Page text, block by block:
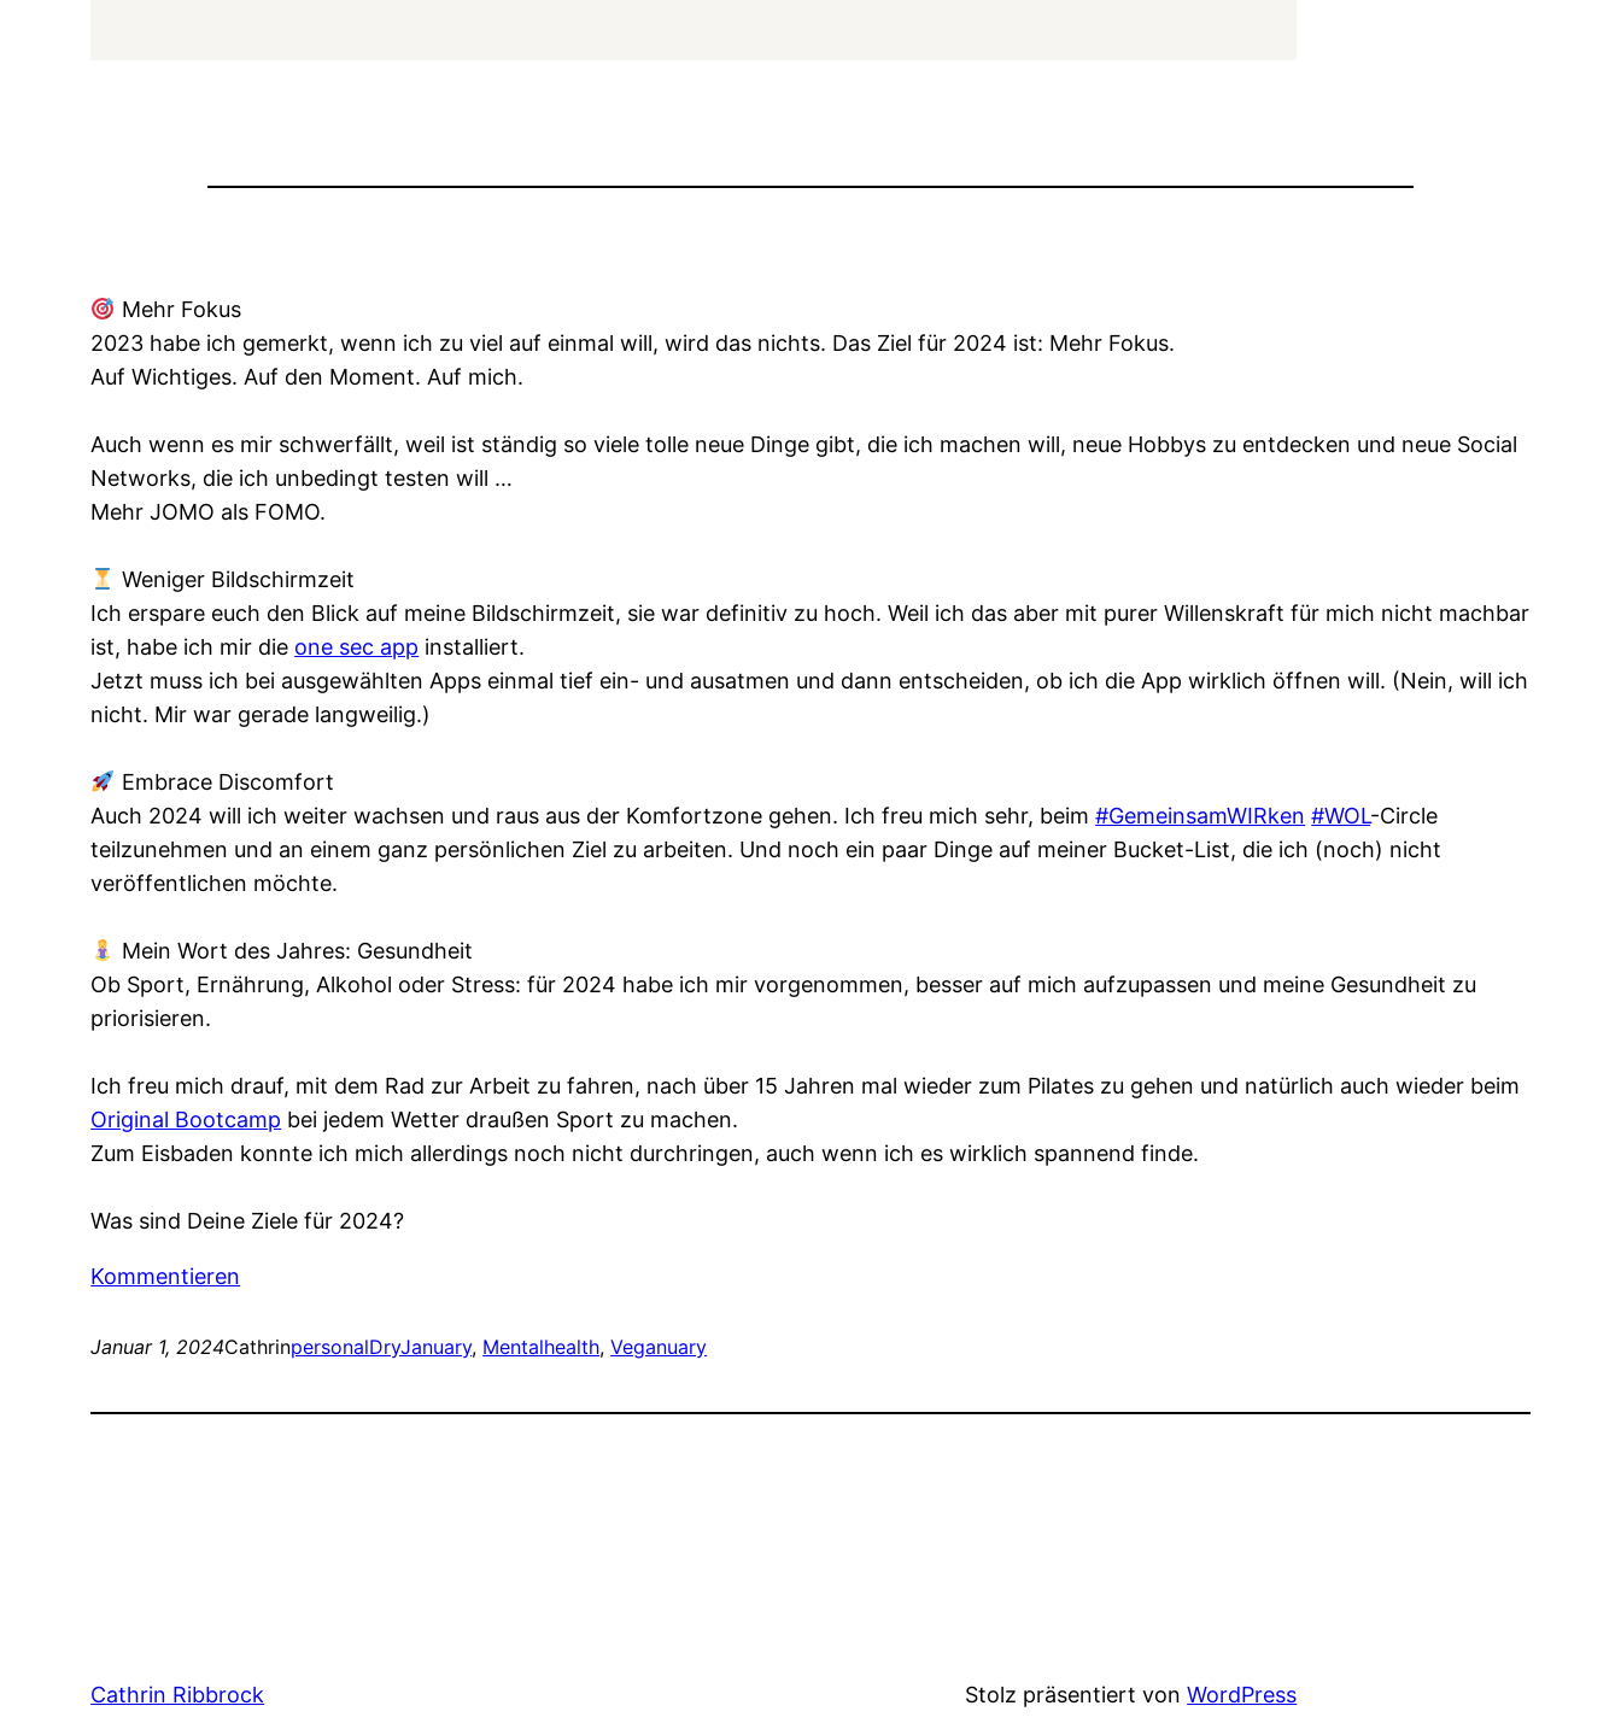
Mehr Fokus
2023 habe ich gemerkt, wenn ich zu viel auf einmal will, wird das nichts. Das Ziel für 2024 ist: Mehr Fokus.
Auf Wichtiges. Auf den Moment. Auf mich.
Auch wenn es mir schwerfällt, weil ist ständig so viele tolle neue Dinge gibt, die ich machen will, neue Hobbys zu entdecken und neue Social
Networks, die ich unbedingt testen will …
Mehr JOMO als FOMO.
Weniger Bildschirmzeit
Ich erspare euch den Blick auf meine Bildschirmzeit, sie war definitiv zu hoch. Weil ich das aber mit purer Willenskraft für mich nicht machbar
ist, habe ich mir die one sec app installiert.
Jetzt muss ich bei ausgewählten Apps einmal tief ein- und ausatmen und dann entscheiden, ob ich die App wirklich öffnen will. (Nein, will ich
nicht. Mir war gerade langweilig.)
Embrace Discomfort
Auch 2024 will ich weiter wachsen und raus aus der Komfortzone gehen. Ich freu mich sehr, beim#GemeinsamWIRken #WOL-Circle
teilzunehmen und an einem ganz persönlichen Ziel zu arbeiten. Und noch ein paar Dinge auf meiner Bucket-List, die ich (noch) nicht
veröffentlichen möchte.
Mein Wort des Jahres: Gesundheit
Ob Sport, Ernährung, Alkohol oder Stress: für 2024 habe ich mir vorgenommen, besser auf mich aufzupassen und meine Gesundheit zu
priorisieren.
Ich freu mich drauf, mit dem Rad zur Arbeit zu fahren, nach über 15 Jahren mal wieder zum Pilates zu gehen und natürlich auch wieder beim
Original Bootcamp bei jedem Wetter draußen Sport zu machen.
Zum Eisbaden konnte ich mich allerdings noch nicht durchringen, auch wenn ich es wirklich spannend finde.
Was sind Deine Ziele für 2024?
Kommentieren
Januar 1, 2024CathrinpersonalDryJanuary, Mentalhealth, Veganuary
Cathrin Ribbrock Stolz präsentiert vonWordPress